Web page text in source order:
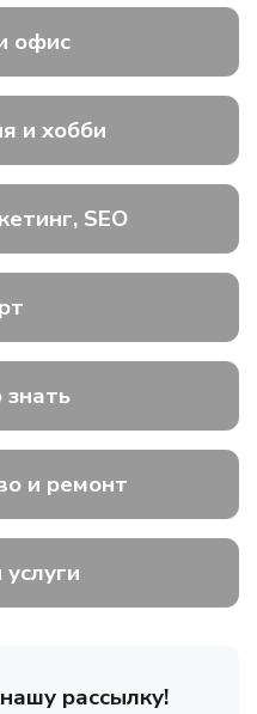
офис
и хобби
SEO
и ремонт
рассылку!